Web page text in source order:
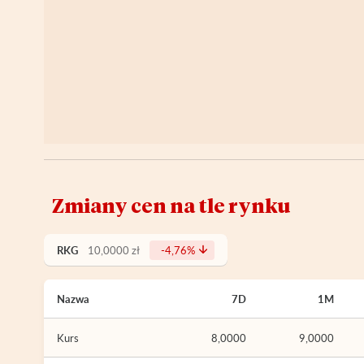
Zmiany cen na tle rynku
RKG 10,0000 zł -4,76%
Nazwa 7D 1M
Kurs 8,0000 9,0000